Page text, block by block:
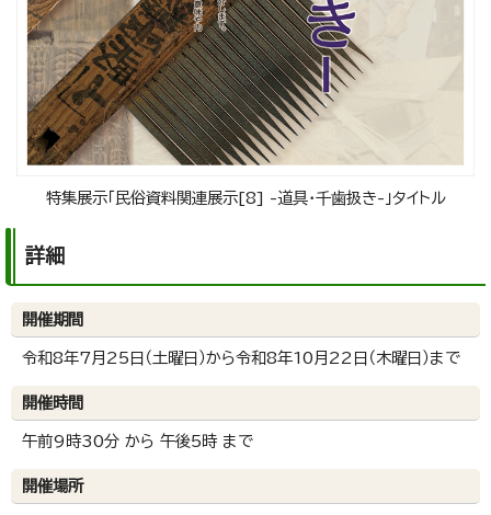
特集展示「民俗資料関連展示[8] -道具・千歯扱き-」タイトル
詳細
開催期間
令和8年7月25日（土曜日）から令和8年10月22日（木曜日）まで
開催時間
午前9時30分 から 午後5時 まで
開催場所